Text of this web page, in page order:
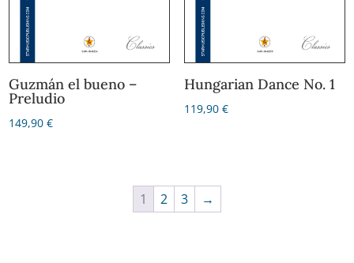
Guzmán el bueno –
Preludio
149,90€
Hungarian Dance No. 1
119,90 €
1 2 3 →